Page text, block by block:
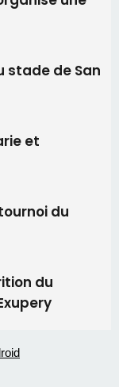
du
du
2026
2081
en urgence